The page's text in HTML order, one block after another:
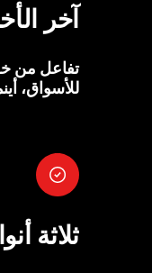
آخر
تفاعل من
للأسواق،
ثلاثة